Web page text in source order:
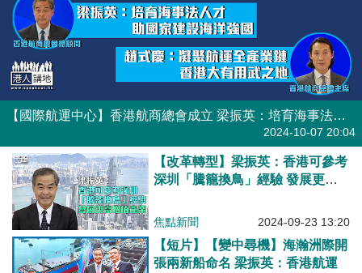
【國際航運中心】香港航商總會成立 梁振英：培育海事法人才助國家建設海洋強國 趙式慶：凝聚航運全產業鏈香港大有用武之地
2024-10-07 20:04
【改革轉型】梁振英：香港可參考
深圳「騰籠換鳥」經驗 發展更高
焦點新聞 2024-09-23 13:20
【短片】【變中尋機】海瀚洲際開
張兩新船命名 梁振英：香港航運